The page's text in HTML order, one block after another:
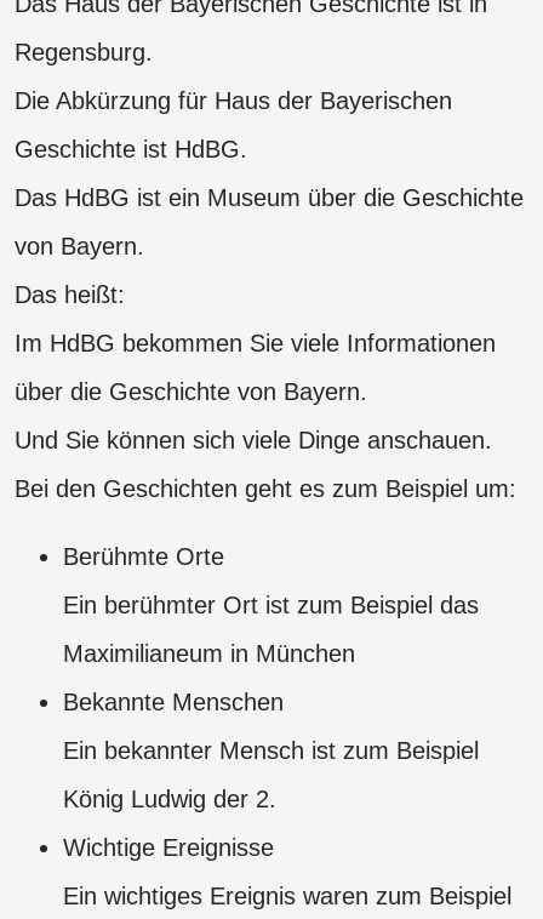
Regensburg.
Die Abkürzung für Haus der Bayerischen
Geschichte ist HdBG.
Das HdBG ist ein Museum über die Geschichte
von Bayern.
Das heißt:
Im HdBG bekommen Sie viele Informationen
über die Geschichte von Bayern.
Und Sie können sich viele Dinge anschauen.
Bei den Geschichten geht es zum Beispiel um:
Berühmte Orte
Ein berühmter Ort ist zum Beispiel das
Maximilianeum in München
Bekannte Menschen
Ein bekannter Mensch ist zum Beispiel
König Ludwig der 2.
Wichtige Ereignisse
​​​​​​​Ein wichtiges Ereignis waren zum Beispiel